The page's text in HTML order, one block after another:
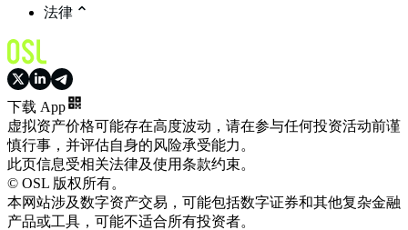
法律
下载 App
虚拟资产价格可能存在高度波动，请在参与任何投资活动前谨
慎行事，并评估自身的风险承受能力。
此页信息受相关法律及使用条款约束。
© OSL 版权所有。
本网站涉及数字资产交易，可能包括数字证券和其他复杂金融
产品或工具，可能不适合所有投资者。